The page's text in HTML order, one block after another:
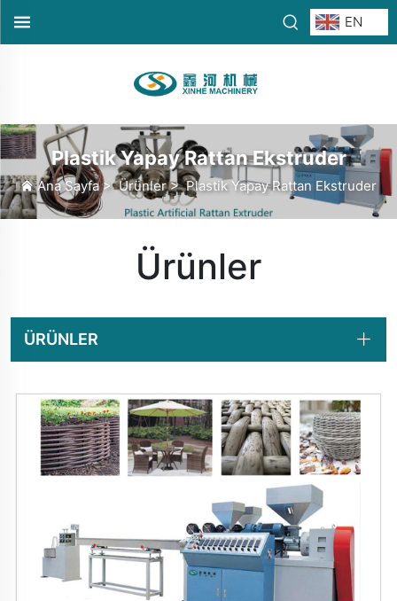
EN
Plastik Yapay Rattan Ekstruder
Ana Sayfa>Ürünler>Plastik Yapay Rattan Ekstruder
Ürünler
ÜRÜNLER